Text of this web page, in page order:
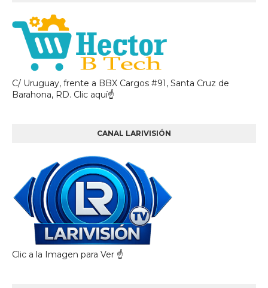
C/ Uruguay, frente a BBX Cargos #91, Santa Cruz de
Barahona, RD. Clic aquí☝
CANAL LARIVISIÓN
Clic a la Imagen para Ver ☝️